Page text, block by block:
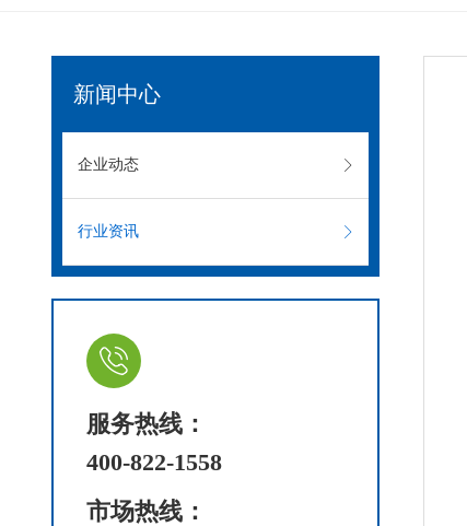
新闻中心
企业动态
行业资讯
服务热线：
400-822-1558
市场热线：